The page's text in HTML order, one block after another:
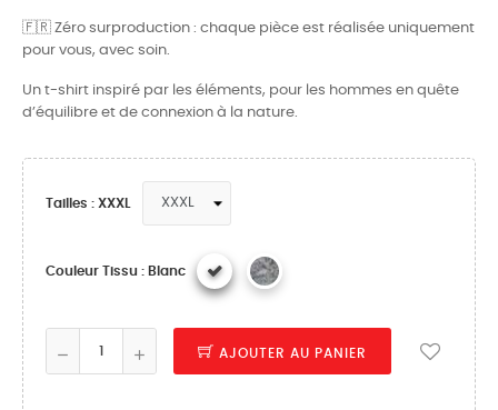
🇫🇷 Zéro surproduction : chaque pièce est réalisée uniquement
pour vous, avec soin.
Un t-shirt inspiré par les éléments, pour les hommes en quête
d’équilibre et de connexion à la nature.
Tailles : XXXL
Couleur Tissu : Blanc
AJOUTER AU PANIER